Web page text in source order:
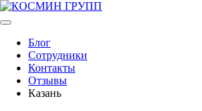
Блог
Сотрудники
Контакты
Отзывы
Казань